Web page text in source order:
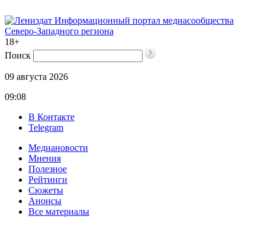
Информационный портал медиасообщества
Северо-Западного региона
18+
Поиск
09 августа 2026
09:08
В Контакте
Telegram
Медиановости
Мнения
Полезное
Рейтинги
Сюжеты
Анонсы
Все материалы